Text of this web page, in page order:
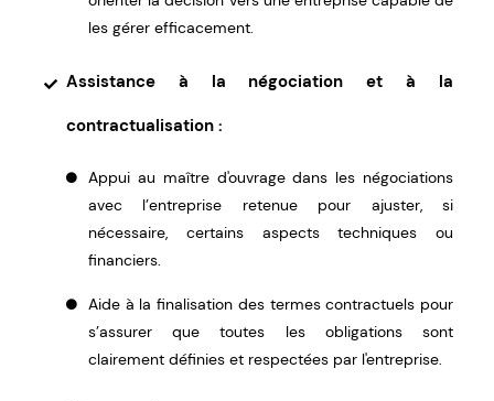
les gérer efficacement.
Assistance à la négociation et à la
contractualisation :
Appui au maître d'ouvrage dans les négociations
avec l’entreprise retenue pour ajuster, si
nécessaire, certains aspects techniques ou
financiers.
Aide à la finalisation des termes contractuels pour
s’assurer que toutes les obligations sont
clairement définies et respectées par l'entreprise.